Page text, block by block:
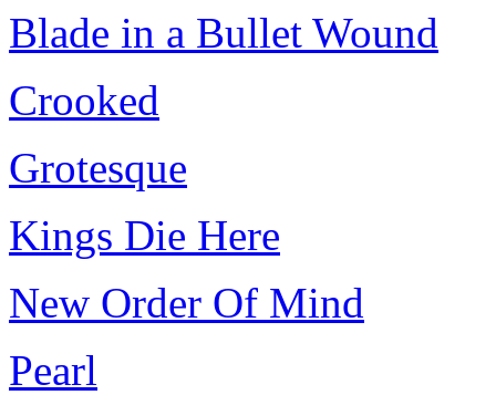
Blade in a Bullet Wound
Crooked
Grotesque
Kings Die Here
New Order Of Mind
Pearl